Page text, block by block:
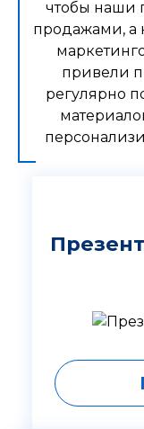
чтобы наши
продажами, а
привели
регулярно